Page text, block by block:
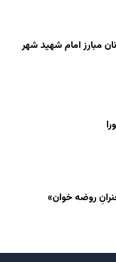
مبارز امام شهید شهر
روضه خوان»